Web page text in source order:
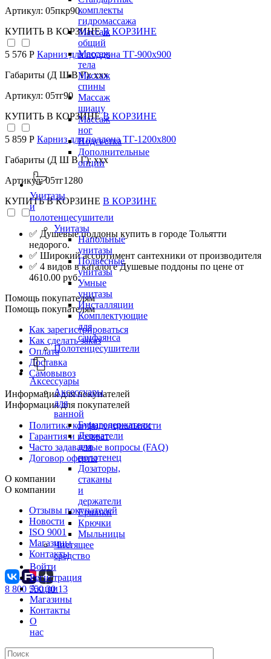
комплекты
гидромассажа
Массаж
общий
Массаж
тела
Массаж
спины
Массаж
шиацу
Массаж
ног
Подсветка
Дополнительные
опции
Унитазы
и
полотенцесушители
Унитазы
Напольные
унитазы
Подвесные
унитазы
Умные
унитазы
Инсталляции
Комплектующие
для
санфаянса
Полотенцесушители
Аксессуары
Аксессуары
для
ванной
Бумагодержатели
Держатели
для
полотенец
Дозаторы,
стаканы
и
держатели
Ершики
Крючки
Мыльницы
Чистящее
средство
Войти
Регистрация
Акции
Магазины
Контакты
О
нас
Артикул: 05пкр90
КУПИТЬ В КОРЗИНЕ В КОРЗИНЕ
5 576 Р Карниз для поддона TГ-900х900
Габариты (Д Ш В Г): xxx
Артикул: 05тг90
КУПИТЬ В КОРЗИНЕ В КОРЗИНЕ
5 859 Р Карниз для поддона TГ-1200х800
Габариты (Д Ш В Г): xxx
Артикул: 05тг1280
КУПИТЬ В КОРЗИНЕ В КОРЗИНЕ
✅ Душевые поддоны купить в городе Тольятти
недорого.
✅ Широкий ассортимент сантехники от производителя
✅ 4 видов в каталоге Душевые поддоны по цене от
4610.00 руб.
Помощь покупателям
Помощь покупателям
Как зарегистрироваться
Как сделать заказ
Оплата
Доставка
Самовывоз
Информация для покупателей
Информация для покупателей
Политика конфиденциальности
Гарантия и возврат
Часто задаваемые вопросы (FAQ)
Договор оферты
О компании
О компании
Отзывы покупателей
Новости
ISO 9001
Магазины
Контакты
8 800 550 30 13